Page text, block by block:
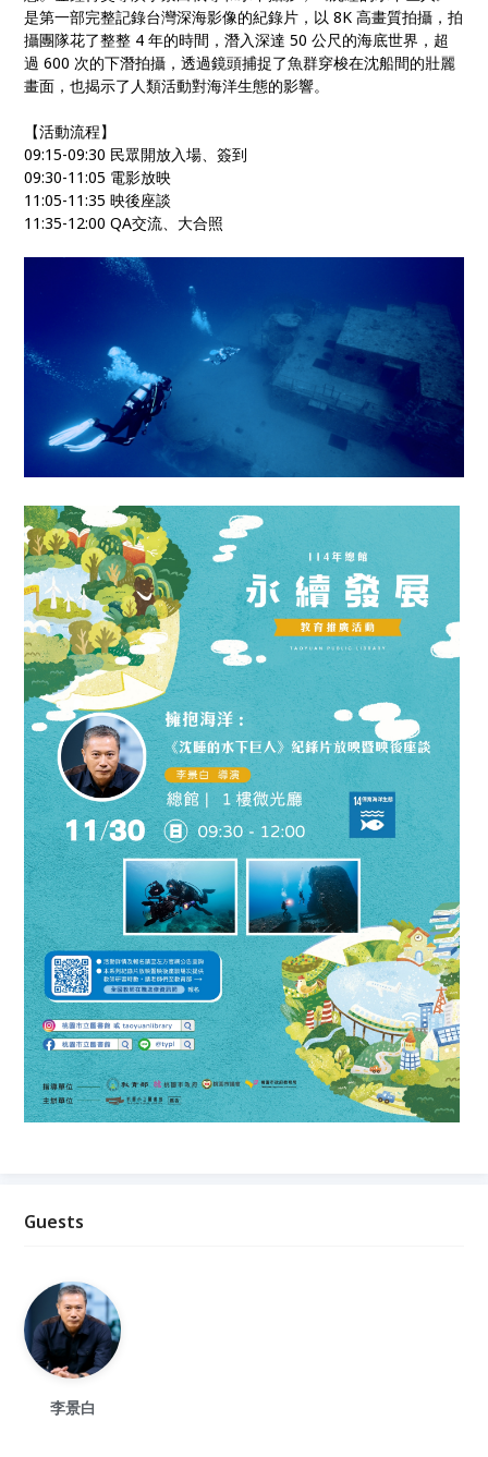
是第一部完整記錄台灣深海影像的紀錄片，以 8K 高畫質拍攝，拍
攝團隊花了整整 4 年的時間，潛入深達 50 公尺的海底世界，超
過 600 次的下潛拍攝，透過鏡頭捕捉了魚群穿梭在沈船間的壯麗
畫面，也揭示了人類活動對海洋生態的影響。
【活動流程】
09:15-09:30 民眾開放入場、簽到
09:30-11:05 電影放映
11:05-11:35 映後座談
11:35-12:00 QA交流、大合照
Guests
李景白